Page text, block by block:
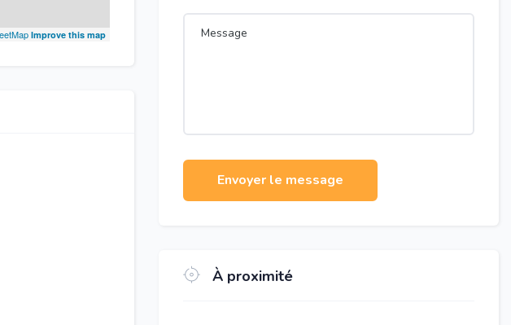
Improve this map
Envoyer le message
À proximité